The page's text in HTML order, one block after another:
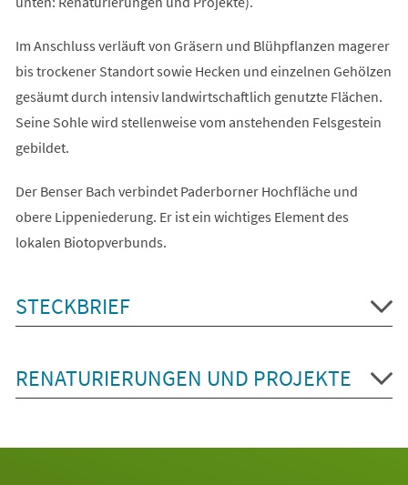
Im Anschluss verläuft von Gräsern und Blühpflanzen magerer
bis trockener Standort sowie Hecken und einzelnen Gehölzen
gesäumt durch intensiv landwirtschaftlich genutzte Flächen.
Seine Sohle wird stellenweise vom anstehenden Felsgestein
gebildet.
Der Benser Bach verbindet Paderborner Hochfläche und
obere Lippeniederung. Er ist ein wichtiges Element des
lokalen Biotopverbunds.
STECKBRIEF
RENATURIERUNGEN UND PROJEKTE